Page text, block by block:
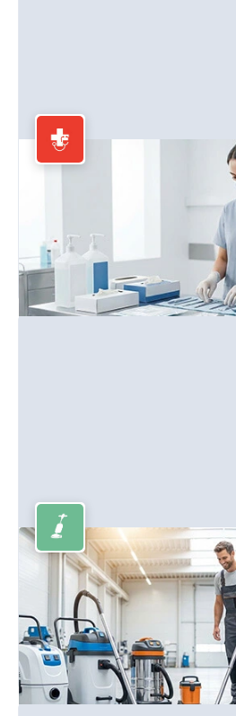
Medizinische
Gesundheitseinrichtungen.
Mehr erfahren
Reinigungsmaschinen
Scheuersaugmaschinen,
Kehrmaschinen für professionellen
Mehr erfahren